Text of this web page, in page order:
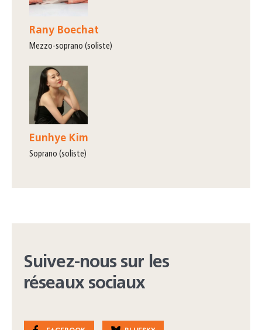
Rany Boechat
mezzo-soprano (soliste)
Eunhye Kim
Soprano (soliste)
Suivez-nous sur les
réseaux sociaux